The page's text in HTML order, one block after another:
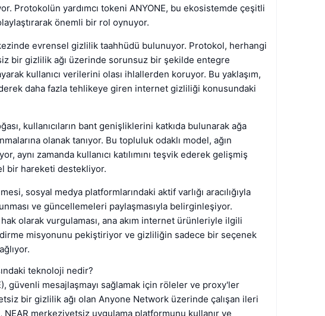
Protokolün yardımcı tokeni ANYONE, bu ekosistemde çeşitli
önemli bir rol oynuyor.
evrensel gizlilik taahhüdü bulunuyor. Protokol, herhangi
bir gizlilik ağı üzerinde sorunsuz bir şekilde entegre
kullanıcı verilerini olası ihlallerden koruyor. Bu yaklaşım,
daha fazla tehlikeye giren internet gizliliği konusundaki
kullanıcıların bant genişliklerini katkıda bulunarak ağa
olanak tanıyor. Bu topluluk odaklı model, ağın
aynı zamanda kullanıcı katılımını teşvik ederek gelişmiş
bir hareketi destekliyor.
sosyal medya platformlarındaki aktif varlığı aracılığıyla
ve güncellemeleri paylaşmasıyla belirginleşiyor.
olarak vurgulaması, ana akım internet ürünleriyle ilgili
misyonunu pekiştiriyor ve gizliliğin sadece bir seçenek
teknoloji nedir?
güvenli mesajlaşmayı sağlamak için röleler ve proxy'ler
bir gizlilik ağı olan Anyone Network üzerinde çalışan ileri
merkeziyetsiz uygulama platformunu kullanır ve